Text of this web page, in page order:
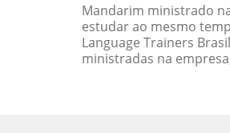
Mandarim ministrado
estudar ao mesmo
Language Trainers
ministradas na